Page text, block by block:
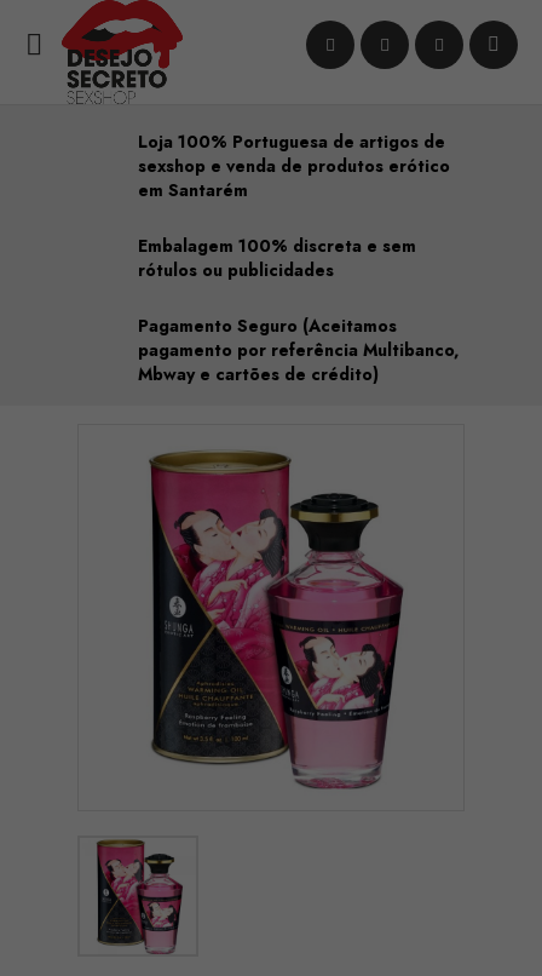

Loja 100% Portuguesa de artigos de
sexshop e venda de produtos erótico
em Santarém
Embalagem 100% discreta e sem
rótulos ou publicidades
Pagamento Seguro (Aceitamos
pagamento por referência Multibanco,
Mbway e cartões de crédito)